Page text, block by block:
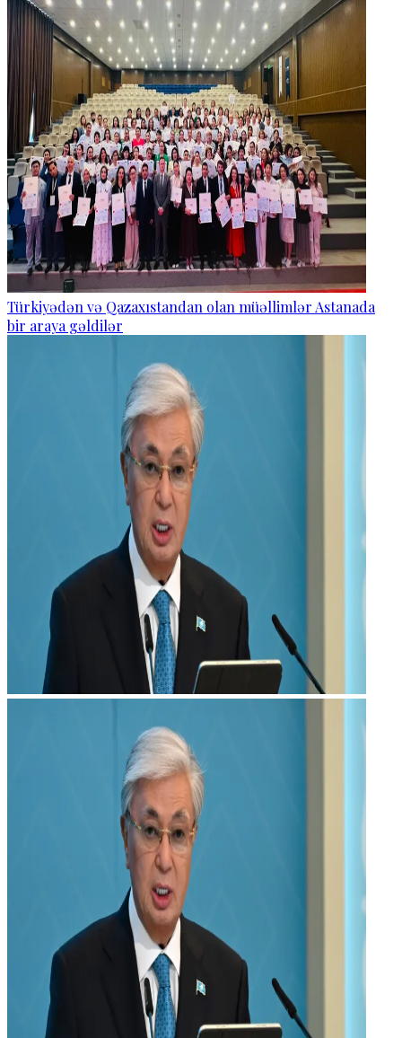
Türkiyədən və Qazaxıstandan olan müəllimlər Astanada
bir araya gəldilər